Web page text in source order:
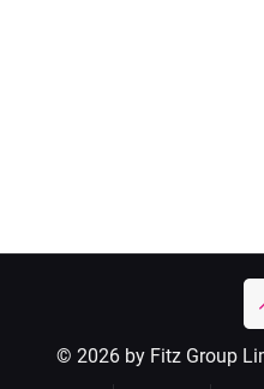
© 2026 by Fitz Group